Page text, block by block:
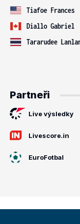
Tiafoe Frances
Diallo Gabriel
Tararudee
Partneři
Live výsledky
Livescore.in
EuroFotbal